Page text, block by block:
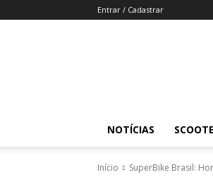
Entrar / Cadastrar
NOTÍCIAS
Início SuperBike Brasil: